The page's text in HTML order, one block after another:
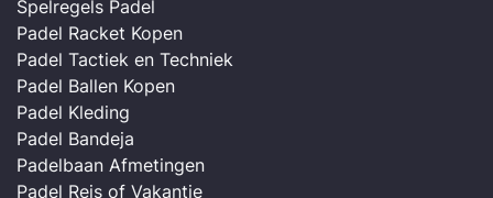
Spelregels Padel
Padel Racket Kopen
Padel Tactiek en Techniek
Padel Ballen Kopen
Padel Kleding
Padel Bandeja
Padelbaan Afmetingen
Padel Reis of Vakantie